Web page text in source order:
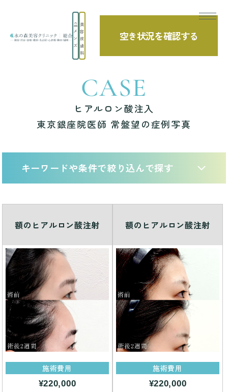
メ
ン
ズ
美
容
皮
膚
科
空き状況を確認する
TOP 症例写真 ヒアルロン酸注入 東京銀座院医師 常盤望の症例写真
CASE
ヒアルロン酸注入
東京銀座院医師 常盤望の症例写真
キーワードや条件で絞り込んで探す
額のヒアルロン酸注射
施術費用
¥220,000
額のヒアルロン酸注射
施術費用
¥220,000